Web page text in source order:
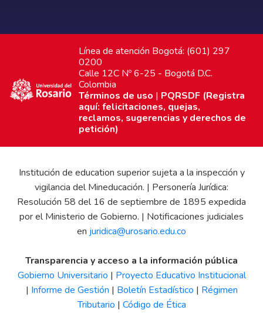
Línea de atención Bogotá: (601) 297
0200
Calle 12C Nº 6-25 - Bogotá D.C.
Colombia
Términos de uso | PQRSDF (Registra
aquí: felicitaciones, quejas,
reclamos, sugerencias y derechos de
petición)
Institución de education superior sujeta a la inspección y
vigilancia del Mineducación. | Personería Jurídica:
Resolución 58 del 16 de septiembre de 1895 expedida
por el Ministerio de Gobierno. | Notificaciones judiciales
en juridica@urosario.edu.co
Transparencia y acceso a la información pública
Gobierno Universitario | Proyecto Educativo Institucional
| Informe de Gestión | Boletín Estadístico | Régimen
Tributario | Código de Ética